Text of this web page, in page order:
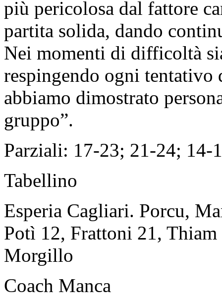
più pericolosa dal fattore
partita solida, dando
Nei momenti di difficoltà
respingendo ogni
abbiamo dimostrato
gruppo”.
Parziali: 17-23; 21-24; 14-
Tabellino
Esperia Cagliari. Porcu,
Potì 12, Frattoni 21,
Morgillo
Coach Manca